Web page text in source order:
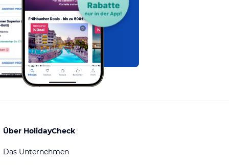
Über HolidayCheck
Das Unternehmen